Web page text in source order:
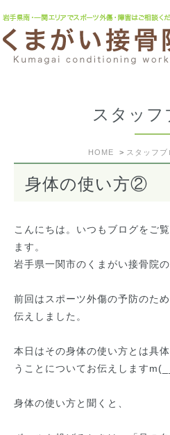
スタッフ
HOME スタッフブ
身体の使い方②
こんにちは。いつもブログをご
ます。
岩手県一関市のくまがい接骨院の
前回はスポーツ外傷の予防のた
伝えしました。
本日はその身体の使い方とは具
うことについてお伝えします
身体の使い方と聞くと、